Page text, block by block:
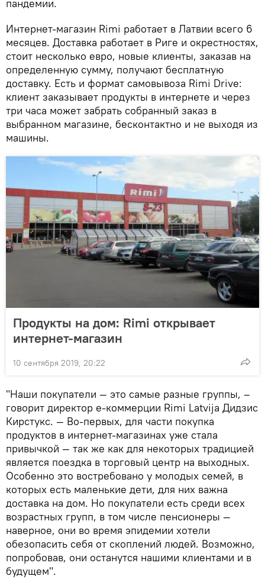
пандемии.
Интернет-магазин Rimi работает в Латвии всего 6
месяцев. Доставка работает в Риге и окрестностях,
стоит несколько евро, новые клиенты, заказав на
определенную сумму, получают бесплатную
доставку. Есть и формат самовывоза Rimi Drive:
клиент заказывает продукты в интернете и через
три часа может забрать собранный заказ в
выбранном магазине, бесконтактно и не выходя из
машины.
Продукты на дом: Rimi открывает
интернет-магазин
10 сентября 2019, 20:22
"Наши покупатели — это самые разные группы, –
говорит директор е-коммерции Rimi Latvija Дидзис
Кирстукс. — Во-первых, для части покупка
продуктов в интернет-магазинах уже стала
привычкой — так же как для некоторых традицией
является поездка в торговый центр на выходных.
Особенно это востребовано у молодых семей, в
которых есть маленькие дети, для них важна
доставка на дом. Но покупатели есть среди всех
возрастных групп, в том числе пенсионеры —
наверное, они во время эпидемии хотели
обезопасить себя от скоплений людей. Возможно,
попробовав, они останутся нашими клиентами и в
будущем".